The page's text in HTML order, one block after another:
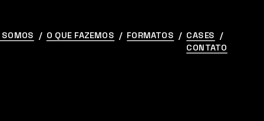
  /
O QUE FAZEMOS
  /
FORMATOS
  /
CASES
  /
CONTATO